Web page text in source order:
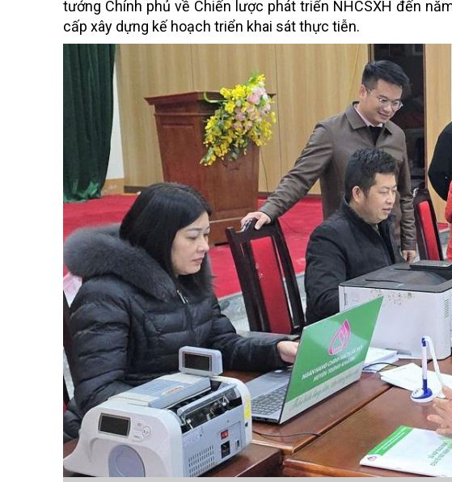
tướng Chính phủ về Chiến lược phát triển NHCSXH đến
cấp xây dựng kế hoạch triển khai sát thực tiễn.